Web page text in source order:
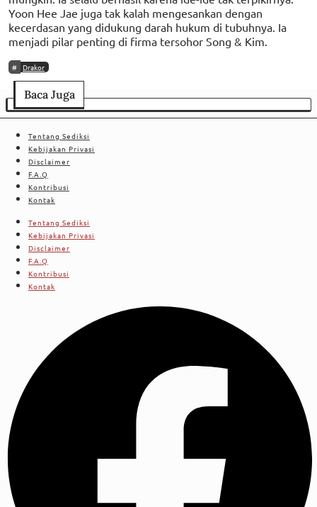
Yoon Hee Jae juga tak kalah mengesankan dengan
kecerdasan yang didukung darah hukum di tubuhnya. Ia
menjadi pilar penting di firma tersohor Song & Kim.
Drakor
Baca Juga
Tentang Sediksi
Kebijakan Privasi
Disclaimer
F.A.Q
Kontribusi
Kontak
Tentang Sediksi
Kebijakan Privasi
Disclaimer
F.A.Q
Kontribusi
Kontak